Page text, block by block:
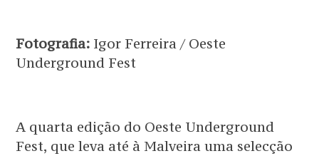
Fotografia: Igor Ferreira / Oeste
Underground Fest
A quarta edição do Oeste Underground
Fest, que leva até à Malveira uma selecção